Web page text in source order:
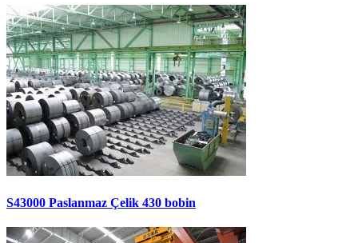
S43000 Paslanmaz Çelik 430 bobin